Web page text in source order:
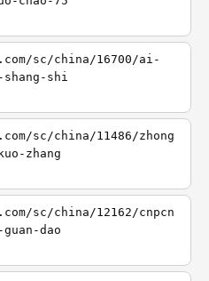
sc/china/16700/ai-
shi
sc/china/11486/zhong
zhang
sc/china/12162/cnpcn
dao